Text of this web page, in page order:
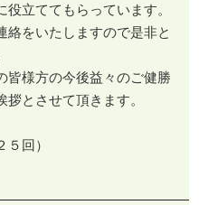
立ててもらっています。
絡をいたしますので是非と
様方の今後益々のご健勝
とさせて頂きます。
回）